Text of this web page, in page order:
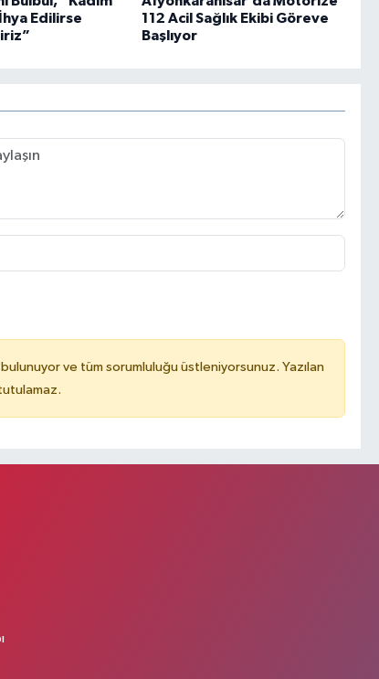
Edilirse
112 Acil Sağlık Ekibi Göreve
Başlıyor
ve tüm sorumluluğu üstleniyorsunuz. Yazılan